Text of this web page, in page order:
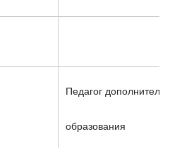
Педагог
образования